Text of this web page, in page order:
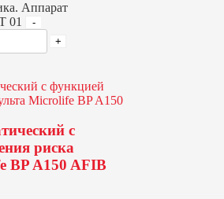
Аппарат
01
с
риска
BP A150 AFIB